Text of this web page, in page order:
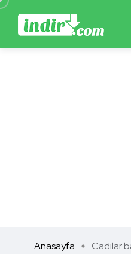
Anasayfa Cadılar